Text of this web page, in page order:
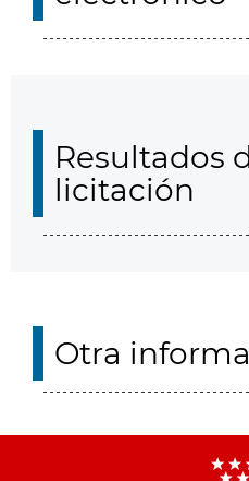
Resultados
licitación
Otra